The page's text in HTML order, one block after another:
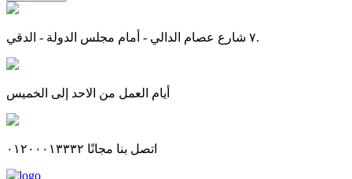
٧ شارع عصام الدالي - أمام مجلس الدولة - الدقي.
أيام العمل من الاحد إلى الخميس
اتصل بنا مجانًا ٠١٢٠٠٠١٣٣٣٢